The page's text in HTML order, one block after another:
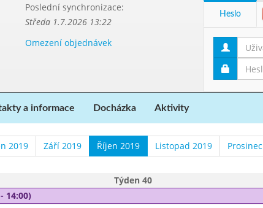
Poslední synchronizace:
Středa 1.7.2026 13:22
Omezení objednávek
Heslo
a informace Docházka Aktivity
2019 Září 2019 Říjen 2019 Listopad 2019
Týden 40
14:00)